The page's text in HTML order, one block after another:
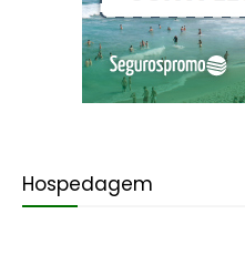
Hospedagem